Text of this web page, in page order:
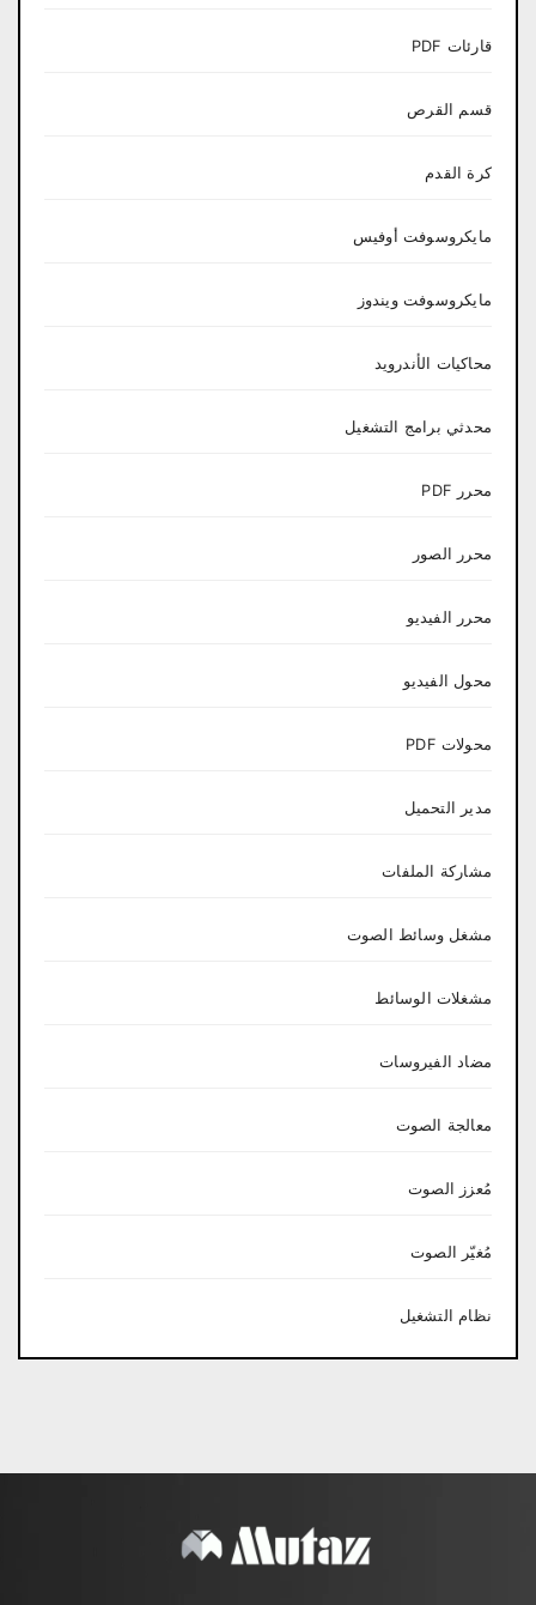
قارئات PDF
قسم القرص
كرة القدم
مايكروسوفت أوفيس
مايكروسوفت ويندوز
محاكيات الأندرويد
محدثي برامج التشغيل
محرر PDF
محرر الصور
محرر الفيديو
محول الفيديو
محولات PDF
مدير التحميل
مشاركة الملفات
مشغل وسائط الصوت
مشغلات الوسائط
مضاد الفيروسات
معالجة الصوت
مُعزز الصوت
مُغيّر الصوت
نظام التشغيل